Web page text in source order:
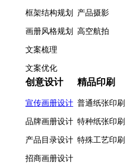
框架结构规划
画册风格规划
文案梳理
文案优化
产品摄影
高空航拍
创意设计
宣传画册设计
品牌画册设计
产品目录设计
招商画册设计
精品印刷
普通纸张印刷
特种纸张印刷
特殊工艺印刷